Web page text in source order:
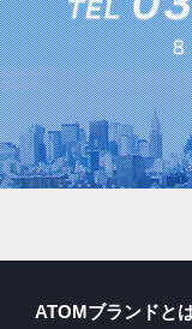
ATOMブランドと